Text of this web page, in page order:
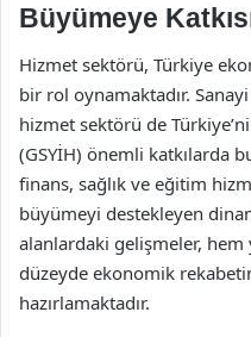
Büyümeye
Hizmet sektörü, Türkiye
bir rol oynamaktadır.
hizmet sektörü de
(GSYİH) önemli katkılarda
finans, sağlık ve eğitim
büyümeyi destekleyen
alanlardaki gelişmeler, hem
düzeyde ekonomik
hazırlamaktadır.